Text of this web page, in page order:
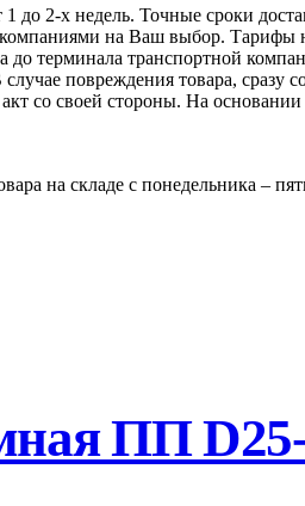
до 2-х недель. Точные сроки
на Ваш выбор.
до терминала транспортной
повреждения товара,
со своей стороны. На
на складе с понедельника –
ПП